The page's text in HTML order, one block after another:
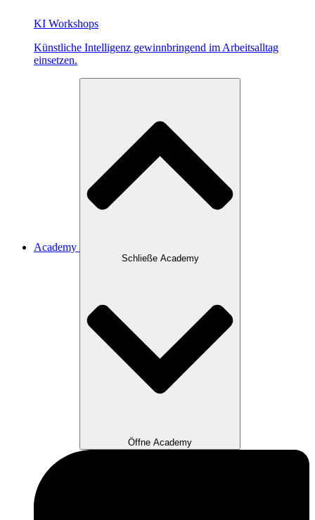
KI Workshops
Künstliche Intelligenz gewinnbringend im Arbeitsalltag
einsetzen.
Academy
Schließe Academy
Öffne Academy